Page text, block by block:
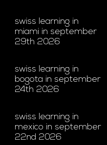
swiss learning in
miami in september
29th 2026
swiss learning in
bogota in september
24th 2026
swiss learning in
mexico in september
22nd 2026